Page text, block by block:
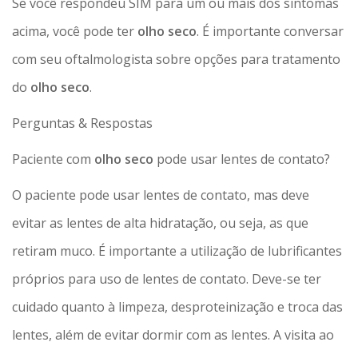
acima, você pode ter olho seco. É importante conversar
com seu oftalmologista sobre opções para tratamento
do olho seco.
Perguntas & Respostas
Paciente com olho seco pode usar lentes de contato?
O paciente pode usar lentes de contato, mas deve
evitar as lentes de alta hidratação, ou seja, as que
retiram muco. É importante a utilização de lubrificantes
próprios para uso de lentes de contato. Deve-se ter
cuidado quanto à limpeza, desproteinização e troca das
lentes, além de evitar dormir com as lentes. A visita ao